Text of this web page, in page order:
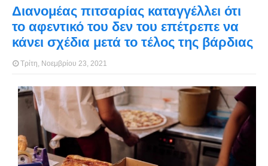
Διανομέας πιτσαρίας καταγγέλλει ότι
το αφεντικό του δεν του επέτρεπε να
κάνει σχέδια μετά το τέλος της βάρδιας
Τρίτη, Νοεμβρίου 23, 2021